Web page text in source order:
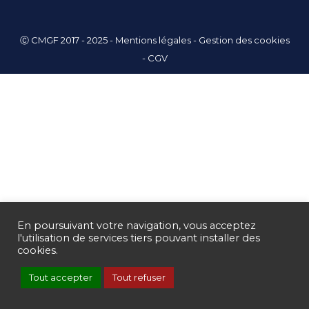
Ⓒ CMGF 2017 - 2025 - Mentions légales- Gestion des cookies
- CGV
En poursuivant votre navigation, vous acceptez
l'utilisation de services tiers pouvant installer des
cookies.
Tout accepter Tout refuser